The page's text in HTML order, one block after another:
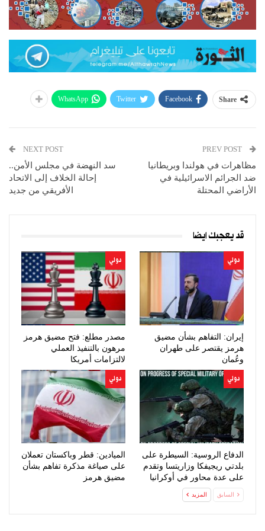
Share
Facebook
Twitter
WhatsApp
مظاهرات في هولندا وبريطانيا
ضد الجرائم الاسرائيلية في
الأراضي المحتلة
NEXT POST
سد النهضة في مجلس الأمن..
إحالة الخلاف إلى الاتحاد
الأفريقي من جديد
قد يعجبك ايضا
دولي
إيران: التفاهم بشأن مضيق
هرمز يقتصر على طهران
وعُمان
دولي
مصدر مطلع: فتح مضيق هرمز
مرهون بالتنفيذ العملي
لالتزامات أمريكا
دولي
الدفاع الروسية: السيطرة على
بلدتي ريجيفكا وزاريتسا وتقدم
على عدة محاور في أوكرانيا
دولي
الميادين: قطر وباكستان تعملان
على صياغة مذكرة تفاهم بشأن
مضيق هرمز
السابق المزيد